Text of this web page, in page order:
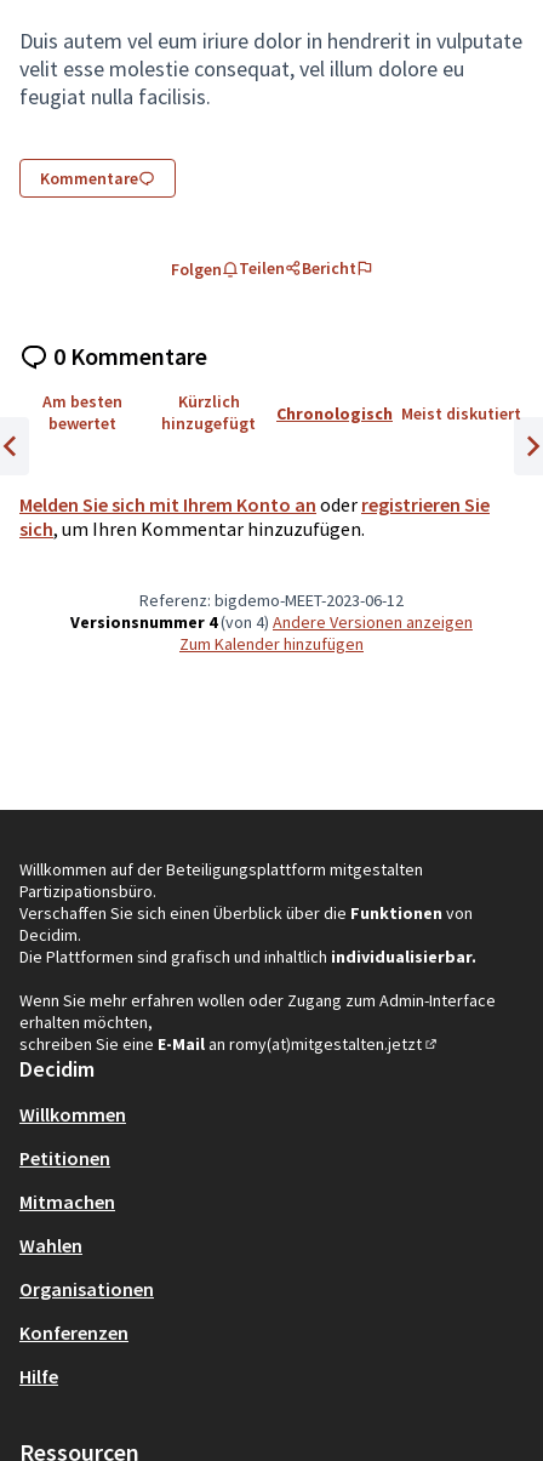
Duis autem vel eum iriure dolor in hendrerit in vulputate
velit esse molestie consequat, vel illum dolore eu
feugiat nulla facilisis.
Kommentare
Folgen Teilen Bericht
0 Kommentare
Am besten
bewertet
Kürzlich
hinzugefügt
Chronologisch Meist diskutiert
Melden Sie sich mit Ihrem Konto an oder registrieren Sie
sich, um Ihren Kommentar hinzuzufügen.
Referenz: bigdemo-MEET-2023-06-12
Versionsnummer 4(von 4)
Andere Versionen anzeigen
Zum Kalender hinzufügen
Willkommen auf der Beteiligungsplattform mitgestalten
Partizipationsbüro.
Verschaffen Sie sich einen Überblick über die Funktionen von
Decidim.
Die Plattformen sind grafisch und inhaltlich individualisierbar.
Wenn Sie mehr erfahren wollen oder Zugang zum Admin-Interface
erhalten möchten,
schreiben Sie eine E-Mailan romy(at)mitgestalten.jetzt
Decidim
Willkommen
Petitionen
Mitmachen
Wahlen
Organisationen
Konferenzen
Hilfe
Ressourcen